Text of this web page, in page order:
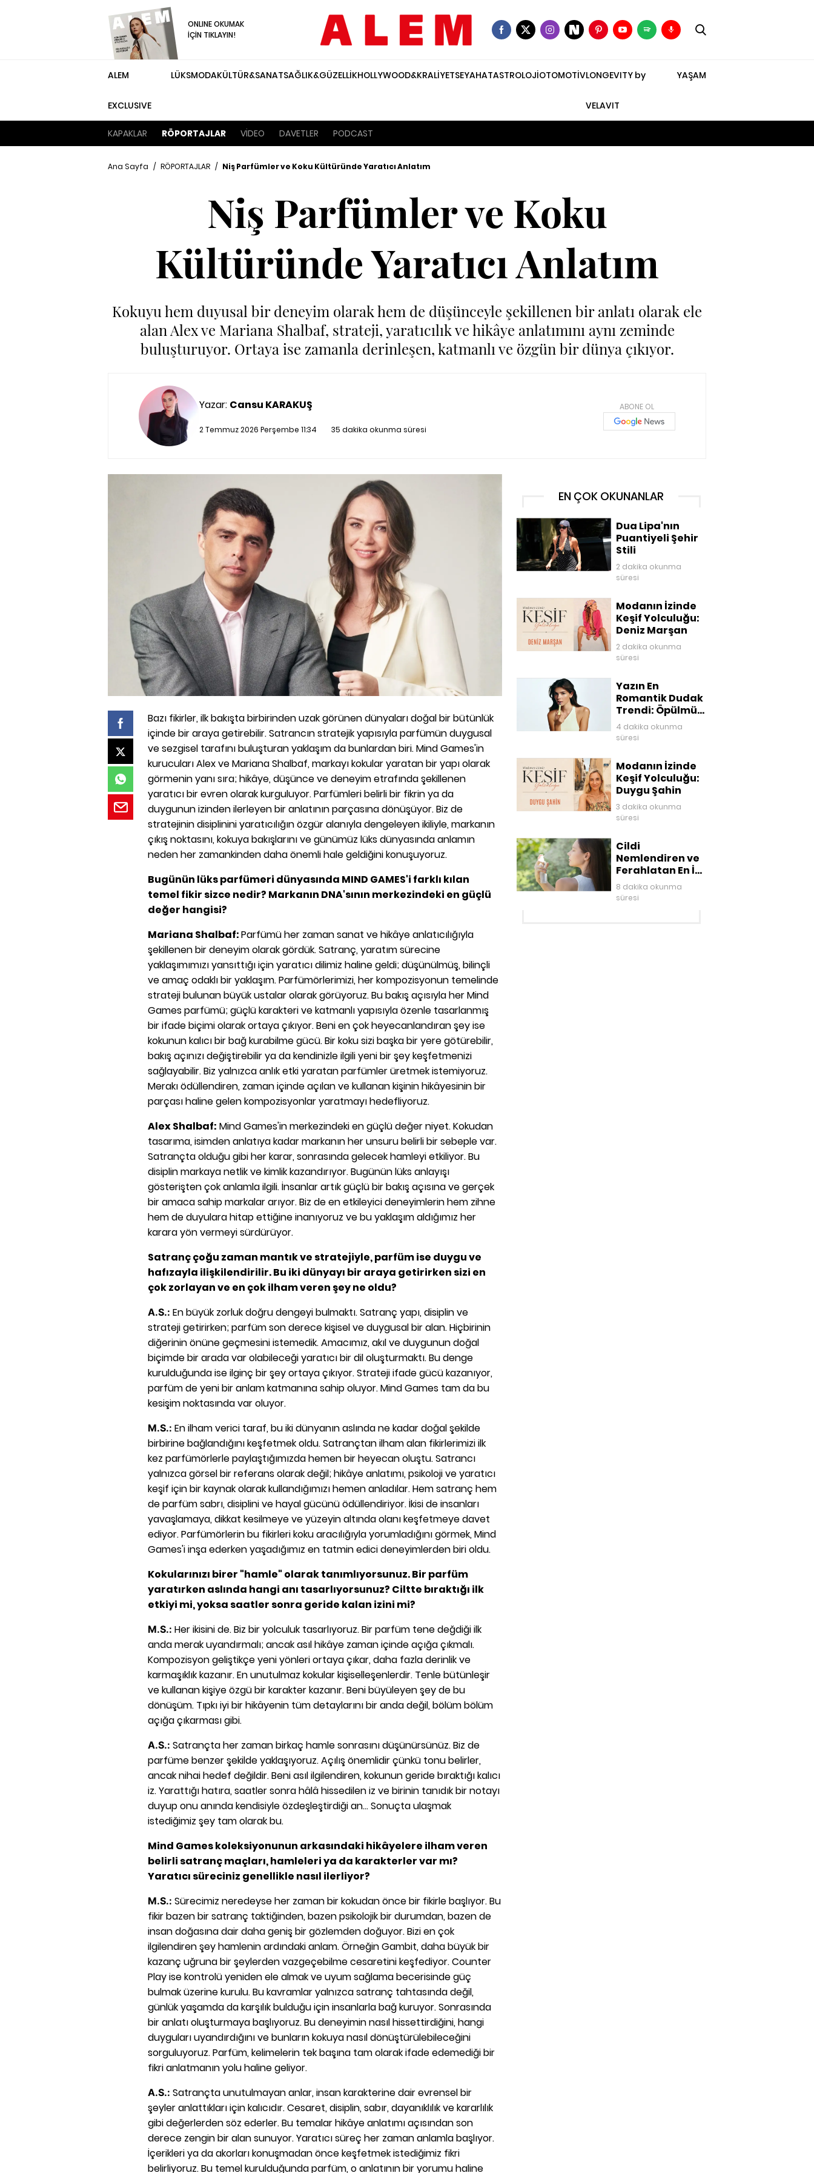
ONLINE OKUMAK
İÇİN TIKLAYIN!
ALEM
EXCLUSIVE
LÜKSMODAKÜLTÜR&SANATSAĞLIK&GÜZELLİKHOLLYWOOD&KRALİYETSEYAHATASTROLOJİOTOMOTİVLONGEVITY by
VELAVIT
YAŞAM
KAPAKLAR RÖPORTAJLAR VİDEO DAVETLER PODCAST
Ana Sayfa / RÖPORTAJLAR / Niş Parfümler ve Koku Kültüründe Yaratıcı Anlatım
Niş Parfümler ve Koku
Kültüründe Yaratıcı Anlatım
Kokuyu hem duyusal bir deneyim olarak hem de düşünceyle şekillenen bir anlatı olarak ele
alan Alex ve Mariana Shalbaf, strateji, yaratıcılık ve hikâye anlatımını aynı zeminde
buluşturuyor. Ortaya ise zamanla derinleşen, katmanlı ve özgün bir dünya çıkıyor.
Yazar: Cansu KARAKUŞ
2 Temmuz 2026 Perşembe 11:34 35 dakika okunma süresi
ABONE OL
Bazı fikirler, ilk bakışta birbirinden uzak görünen dünyaları doğal bir bütünlük
içinde bir araya getirebilir. Satrancın stratejik yapısıyla parfümün duygusal
ve sezgisel tarafını buluşturan yaklaşım da bunlardan biri. Mind Games'in
kurucuları Alex ve Mariana Shalbaf, markayı kokular yaratan bir yapı olarak
görmenin yanı sıra; hikâye, düşünce ve deneyim etrafında şekillenen
yaratıcı bir evren olarak kurguluyor. Parfümleri belirli bir fikrin ya da
duygunun izinden ilerleyen bir anlatının parçasına dönüşüyor. Biz de
stratejinin disiplinini yaratıcılığın özgür alanıyla dengeleyen ikiliyle, markanın
çıkış noktasını, kokuya bakışlarını ve günümüz lüks dünyasında anlamın
neden her zamankinden daha önemli hale geldiğini konuşuyoruz.
Bugünün lüks parfümeri dünyasında MIND GAMES'i farklı kılan
temel fikir sizce nedir? Markanın DNA'sının merkezindeki en güçlü
değer hangisi?
Mariana Shalbaf:Parfümü her zaman sanat ve hikâye anlatıcılığıyla
şekillenen bir deneyim olarak gördük. Satranç, yaratım sürecine
yaklaşımımızı yansıttığı için yaratıcı dilimiz haline geldi; düşünülmüş, bilinçli
ve amaç odaklı bir yaklaşım. Parfümörlerimizi, her kompozisyonun temelinde
strateji bulunan büyük ustalar olarak görüyoruz. Bu bakış açısıyla her Mind
Games parfümü; güçlü karakteri ve katmanlı yapısıyla özenle tasarlanmış
bir ifade biçimi olarak ortaya çıkıyor. Beni en çok heyecanlandıran şey ise
kokunun kalıcı bir bağ kurabilme gücü. Bir koku sizi başka bir yere götürebilir,
bakış açınızı değiştirebilir ya da kendinizle ilgili yeni bir şey keşfetmenizi
sağlayabilir. Biz yalnızca anlık etki yaratan parfümler üretmek istemiyoruz.
Merakı ödüllendiren, zaman içinde açılan ve kullanan kişinin hikâyesinin bir
parçası haline gelen kompozisyonlar yaratmayı hedefliyoruz.
Alex Shalbaf: Mind Games'in merkezindeki en güçlü değer niyet. Kokudan
tasarıma, isimden anlatıya kadar markanın her unsuru belirli bir sebeple var.
Satrançta olduğu gibi her karar, sonrasında gelecek hamleyi etkiliyor. Bu
disiplin markaya netlik ve kimlik kazandırıyor. Bugünün lüks anlayışı
gösterişten çok anlamla ilgili. İnsanlar artık güçlü bir bakış açısına ve gerçek
bir amaca sahip markalar arıyor. Biz de en etkileyici deneyimlerin hem zihne
hem de duyulara hitap ettiğine inanıyoruz ve bu yaklaşım aldığımız her
karara yön vermeyi sürdürüyor.
Satranç çoğu zaman mantık ve stratejiyle, parfüm ise duygu ve
hafızayla ilişkilendirilir. Bu iki dünyayı bir araya getirirken sizi en
çok zorlayan ve en çok ilham veren şey ne oldu?
A.S.: En büyük zorluk doğru dengeyi bulmaktı. Satranç yapı, disiplin ve
strateji getirirken; parfüm son derece kişisel ve duygusal bir alan. Hiçbirinin
diğerinin önüne geçmesini istemedik. Amacımız, akıl ve duygunun doğal
biçimde bir arada var olabileceği yaratıcı bir dil oluşturmaktı. Bu denge
kurulduğunda ise ilginç bir şey ortaya çıkıyor. Strateji ifade gücü kazanıyor,
parfüm de yeni bir anlam katmanına sahip oluyor. Mind Games tam da bu
kesişim noktasında var oluyor.
M.S.: En ilham verici taraf, bu iki dünyanın aslında ne kadar doğal şekilde
birbirine bağlandığını keşfetmek oldu. Satrançtan ilham alan fikirlerimizi ilk
kez parfümörlerle paylaştığımızda hemen bir heyecan oluştu. Satrancı
yalnızca görsel bir referans olarak değil; hikâye anlatımı, psikoloji ve yaratıcı
keşif için bir kaynak olarak kullandığımızı hemen anladılar. Hem satranç hem
de parfüm sabrı, disiplini ve hayal gücünü ödüllendiriyor. İkisi de insanları
yavaşlamaya, dikkat kesilmeye ve yüzeyin altında olanı keşfetmeye davet
ediyor. Parfümörlerin bu fikirleri koku aracılığıyla yorumladığını görmek, Mind
Games'i inşa ederken yaşadığımız en tatmin edici deneyimlerden biri oldu.
Kokularınızı birer "hamle" olarak tanımlıyorsunuz. Bir parfüm
yaratırken aslında hangi anı tasarlıyorsunuz? Ciltte bıraktığı ilk
etkiyi mi, yoksa saatler sonra geride kalan izini mi?
M.S.: Her ikisini de. Biz bir yolculuk tasarlıyoruz. Bir parfüm tene değdiği ilk
anda merak uyandırmalı; ancak asıl hikâye zaman içinde açığa çıkmalı.
Kompozisyon geliştikçe yeni yönleri ortaya çıkar, daha fazla derinlik ve
karmaşıklık kazanır. En unutulmaz kokular kişiselleşenlerdir. Tenle bütünleşir
ve kullanan kişiye özgü bir karakter kazanır. Beni büyüleyen şey de bu
dönüşüm. Tıpkı iyi bir hikâyenin tüm detaylarını bir anda değil, bölüm bölüm
açığa çıkarması gibi.
A.S.: Satrançta her zaman birkaç hamle sonrasını düşünürsünüz. Biz de
parfüme benzer şekilde yaklaşıyoruz. Açılış önemlidir çünkü tonu belirler,
ancak nihai hedef değildir. Beni asıl ilgilendiren, kokunun geride bıraktığı kalıcı
iz. Yarattığı hatıra, saatler sonra hâlâ hissedilen iz ve birinin tanıdık bir notayı
duyup onu anında kendisiyle özdeşleştirdiği an... Sonuçta ulaşmak
istediğimiz şey tam olarak bu.
Mind Games koleksiyonunun arkasındaki hikâyelere ilham veren
belirli satranç maçları, hamleleri ya da karakterler var mı?
Yaratıcı süreciniz genellikle nasıl ilerliyor?
M.S.: Sürecimiz neredeyse her zaman bir kokudan önce bir fikirle başlıyor. Bu
fikir bazen bir satranç taktiğinden, bazen psikolojik bir durumdan, bazen de
insan doğasına dair daha geniş bir gözlemden doğuyor. Bizi en çok
ilgilendiren şey hamlenin ardındaki anlam. Örneğin Gambit, daha büyük bir
kazanç uğruna bir şeylerden vazgeçebilme cesaretini keşfediyor. Counter
Play ise kontrolü yeniden ele almak ve uyum sağlama becerisinde güç
bulmak üzerine kurulu. Bu kavramlar yalnızca satranç tahtasında değil,
günlük yaşamda da karşılık bulduğu için insanlarla bağ kuruyor. Sonrasında
bir anlatı oluşturmaya başlıyoruz. Bu deneyimin nasıl hissettirdiğini, hangi
duyguları uyandırdığını ve bunların kokuya nasıl dönüştürülebileceğini
sorguluyoruz. Parfüm, kelimelerin tek başına tam olarak ifade edemediği bir
fikri anlatmanın yolu haline geliyor.
A.S.: Satrançta unutulmayan anlar, insan karakterine dair evrensel bir
şeyler anlattıkları için kalıcıdır. Cesaret, disiplin, sabır, dayanıklılık ve kararlılık
gibi değerlerden söz ederler. Bu temalar hikâye anlatımı açısından son
derece zengin bir alan sunuyor. Yaratıcı süreç her zaman anlamla başlıyor.
İçerikleri ya da akorları konuşmadan önce keşfetmek istediğimiz fikri
belirliyoruz. Bu temel kurulduğunda parfüm, o anlatının bir yorumu haline
EN ÇOK OKUNANLAR
Dua Lipa'nın
Puantiyeli Şehir
Stili
2 dakika okunma
süresi
Modanın İzinde
Keşif Yolculuğu:
Deniz Marşan
2 dakika okunma
süresi
Yazın En
Romantik Dudak
Trendi: Öpülmüş
Dudaklar
4 dakika okunma
süresi
Modanın İzinde
Keşif Yolculuğu:
Duygu Şahin
3 dakika okunma
süresi
Cildi
Nemlendiren ve
Ferahlatan En İyi
Yüz Mistleri
8 dakika okunma
süresi